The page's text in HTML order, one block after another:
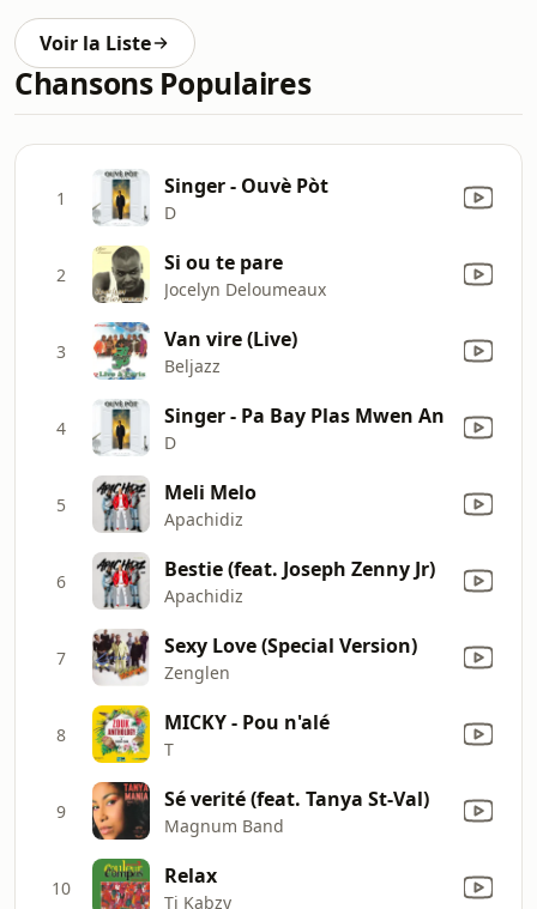
Voir la Liste
Chansons Populaires
1 Singer - Ouvè Pòt
D
2 Si ou te pare
Jocelyn Deloumeaux
3 Van vire (Live)
Beljazz
4 Singer - Pa Bay Plas Mwen An
D
5 Meli Melo
Apachidiz
6 Bestie (feat. Joseph Zenny Jr)
Apachidiz
7 Sexy Love (Special Version)
Zenglen
8 MICKY - Pou n'alé
T
9 Sé verité (feat. Tanya St-Val)
Magnum Band
10 Relax
Ti Kabzy